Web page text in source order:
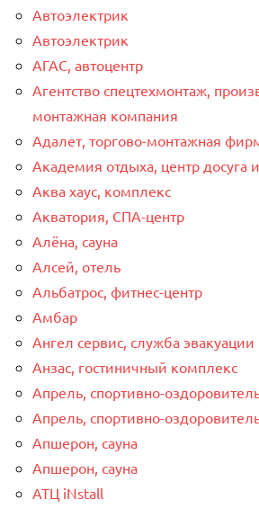
Автоэлектрик
Автоэлектрик
АГАС, автоцентр
Агентство спецтехмонтаж,
монтажная компания
Адалет, торгово-монтажная
Академия отдыха, центр досуга
Аква хаус, комплекс
Акватория, СПА-центр
Алёна, сауна
Алсей, отель
Альбатрос, фитнес-центр
Амбар
Ангел сервис, служба эвакуации
Анзас, гостиничный комплекс
Апрель, спортивно-
Апрель, спортивно-
Апшерон, сауна
Апшерон, сауна
АТЦ iNstall